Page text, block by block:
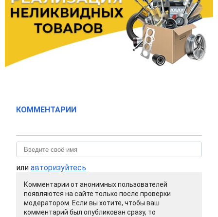
КОММЕНТАРИИ
или авторизуйтесь
Комментарии от анонимных пользователей
появляются на сайте только после проверки
модератором. Если вы хотите, чтобы ваш
комментарий был опубликован сразу, то